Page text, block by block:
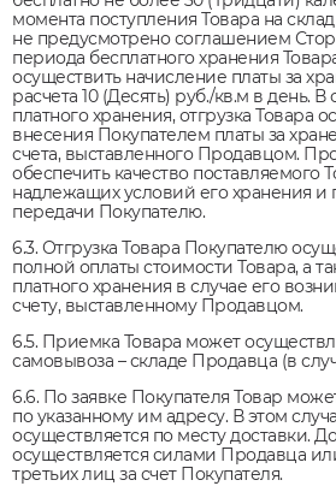
момента поступления Товара на
не предусмотрено соглашением
периода бесплатного хранения
осуществить начисление платы за
расчета 10 (Десять) руб./кв.м в день.
платного хранения, отгрузка Товара
внесения Покупателем платы за
счета, выставленного Продавцом.
обеспечить качество поставляемого
надлежащих условий его хранения и
передачи Покупателю.
6.3. Отгрузка Товара Покупателю
полной оплаты стоимости Товара, а
платного хранения в случае его
счету, выставленному Продавцом.
6.5. Приемка Товара может
самовывоза – складе Продавца (в
6.6. По заявке Покупателя Товар
по указанному им адресу. В этом
осуществляется по месту доставки.
осуществляется силами Продавца
третьих лиц за счет Покупателя.